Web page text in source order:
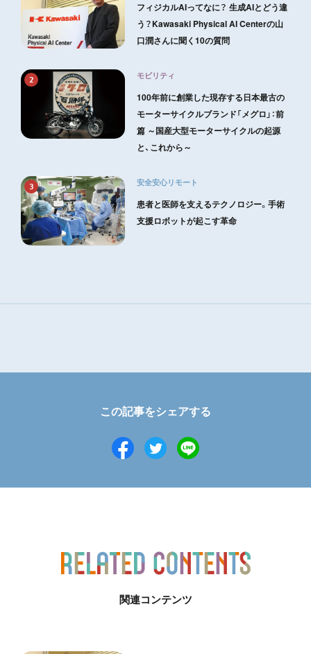
フィジカルAIってなに？ 生成AIとどう違
う？Kawasaki Physical AI Centerの山
口潤さんに聞く10の質問
2 モビリティ
100年前に創業した現存する日本最古の
モーターサイクルブランド「メグロ」：前
篇 ～国産大型モーターサイクルの起源
と、これから～
3 安全安心リモート
患者と医師を支えるテクノロジー。手術
支援ロボットが起こす革命
この記事をシェアする
関連コンテンツ